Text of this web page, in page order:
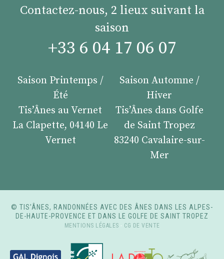
Contactez-nous, 2 lieux suivant la
saison
+33 6 04 17 06 07
Saison Printemps /
Été
Tis’Ânes au Vernet
La Clapette, 04140 Le
Vernet
Saison Automne /
Hiver
Tis’Ânes dans Golfe
de Saint Tropez
83240 Cavalaire-sur-
Mer
© TIS’ÂNES, RANDONNÉES AVEC DES ÂNES DANS LES ALPES-
DE-HAUTE-PROVENCE ET DANS LE GOLFE DE SAINT TROPEZ
MENTIONS LÉGALES - CG DE VENTE